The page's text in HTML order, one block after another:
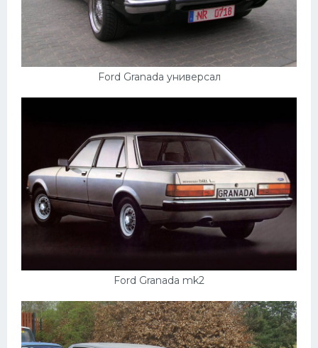
Ford Granada универсал
Ford Granada mk2
Эмблемы
Спецтехника